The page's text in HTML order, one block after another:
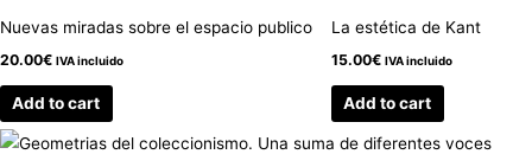
Nuevas miradas sobre el espacio publico
20.00€ IVA incluido
Add to cart
La estética de Kant
15.00€ IVA incluido
Add to cart